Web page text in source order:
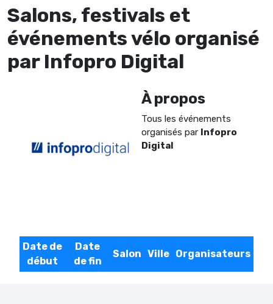
Salons, festivals et
événements vélo organisé
par Infopro Digital
À propos
Tous les événements
organisés par Infopro
Digital
Date de
début
Date
de fin
Salon Ville Organisateurs